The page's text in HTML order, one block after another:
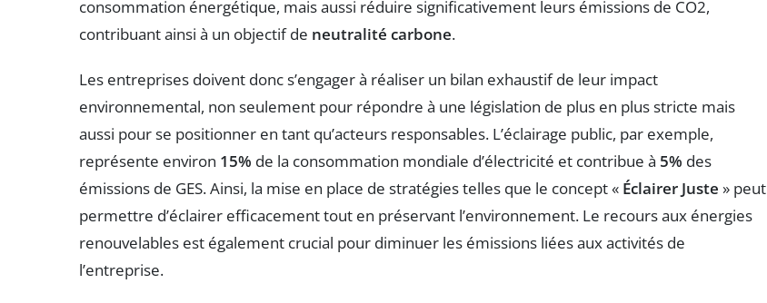
consommation énergétique, mais aussi réduire significativement leurs émissions de CO2,
contribuant ainsi à un objectif de neutralité carbone.
Les entreprises doivent donc s’engager à réaliser un bilan exhaustif de leur impact
environnemental, non seulement pour répondre à une législation de plus en plus stricte mais
aussi pour se positionner en tant qu’acteurs responsables. L’éclairage public, par exemple,
représente environ 15% de la consommation mondiale d’électricité et contribue à 5% des
émissions de GES. Ainsi, la mise en place de stratégies telles que le concept « Éclairer Juste » peut
permettre d’éclairer efficacement tout en préservant l’environnement. Le recours aux énergies
renouvelables est également crucial pour diminuer les émissions liées aux activités de
l’entreprise.